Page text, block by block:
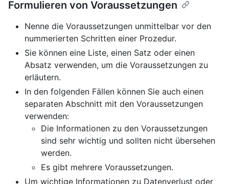
Formulieren von Voraussetzungen
Nenne die Voraussetzungen unmittelbar vor den
nummerierten Schritten einer Prozedur.
Sie können eine Liste, einen Satz oder einen
Absatz verwenden, um die Voraussetzungen zu
erläutern.
In den folgenden Fällen können Sie auch einen
separaten Abschnitt mit den Voraussetzungen
verwenden:
Die Informationen zu den Voraussetzungen
sind sehr wichtig und sollten nicht übersehen
werden.
Es gibt mehrere Voraussetzungen.
Um wichtige Informationen zu Datenverlust oder